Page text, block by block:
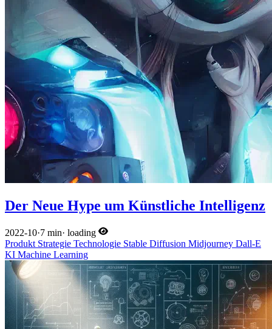
Der Neue Hype um Künstliche Intelligenz
2022-10·7 min· loading
Produkt Strategie Technologie Stable Diffusion Midjourney Dall-E
KI Machine Learning